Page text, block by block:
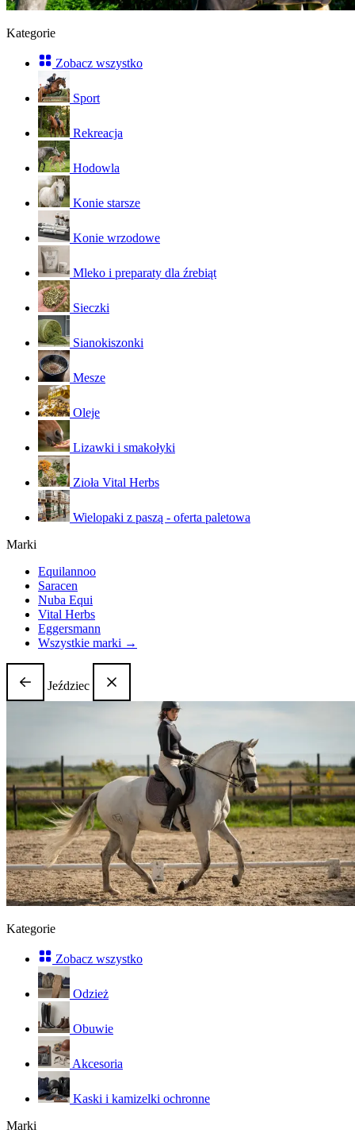
Kategorie
Zobacz wszystko
Sport
Rekreacja
Hodowla
Konie starsze
Konie wrzodowe
Mleko i preparaty dla źrebiąt
Sieczki
Sianokiszonki
Mesze
Oleje
Lizawki i smakołyki
Zioła Vital Herbs
Wielopaki z paszą - oferta paletowa
Marki
Equilannoo
Saracen
Nuba Equi
Vital Herbs
Eggersmann
Wszystkie marki →
Jeździec
Kategorie
Zobacz wszystko
Odzież
Obuwie
Akcesoria
Kaski i kamizelki ochronne
Marki